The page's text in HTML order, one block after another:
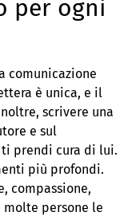
per ogni
comunicazione
è unica, e il
scrivere una
e sul
prendi cura di lui.
più profondi.
compassione,
persone le